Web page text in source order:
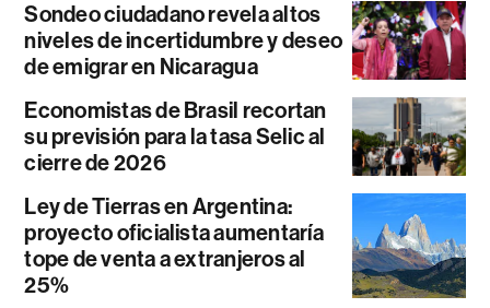
Sondeo ciudadano revela altos
niveles de incertidumbre y deseo
de emigrar en Nicaragua
Economistas de Brasil recortan
su previsión para la tasa Selic al
cierre de 2026
Ley de Tierras en Argentina:
proyecto oficialista aumentaría
tope de venta a extranjeros al
25%